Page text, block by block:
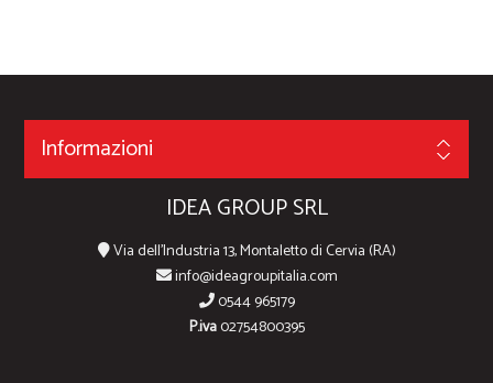
Informazioni
IDEA GROUP SRL
Via dell'Industria 13, Montaletto di Cervia (RA)
info@ideagroupitalia.com
0544 965179
P.iva02754800395